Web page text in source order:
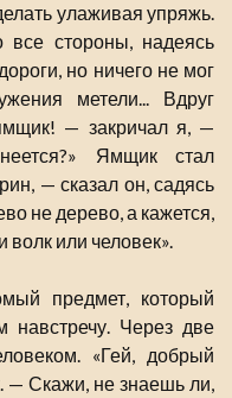
улаживая упряжь.
все стороны, надеясь
но ничего не мог
метели... Вдруг
— закричал я, —
Ямщик стал
— сказал он, садясь
не дерево, а кажется,
или человек».
предмет, который
навстречу. Через две
«Гей, добрый
— Скажи, не знаешь ли,